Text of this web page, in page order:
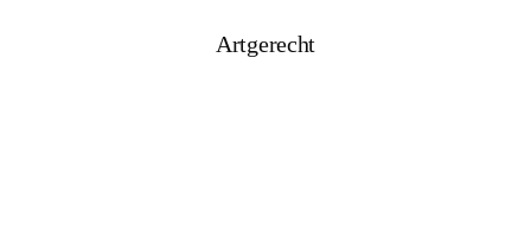
Artgerecht